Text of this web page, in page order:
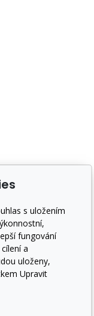
s uložením
fungování
a
uloženy,
Upravit